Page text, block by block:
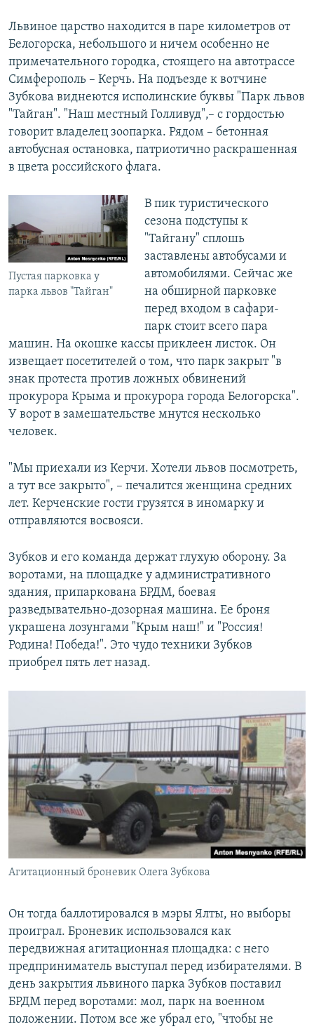
Львиное царство находится в паре километров от
Белогорска, небольшого и ничем особенно не
примечательного городка, стоящего на автотрассе
Симферополь – Керчь. На подъезде к вотчине
Зубкова виднеются исполинские буквы "Парк львов
"Тайган". "Наш местный Голливуд",– с гордостью
говорит владелец зоопарка. Рядом – бетонная
автобусная остановка, патриотично раскрашенная
в цвета российского флага.
Пустая парковка у
парка львов "Тайган"
В пик туристического
сезона подступы к
"Тайгану" сплошь
заставлены автобусами и
автомобилями. Сейчас же
на обширной парковке
перед входом в сафари-
парк стоит всего пара
машин. На окошке кассы приклеен листок. Он
извещает посетителей о том, что парк закрыт "в
знак протеста против ложных обвинений
прокурора Крыма и прокурора города Белогорска".
У ворот в замешательстве мнутся несколько
человек.
"Мы приехали из Керчи. Хотели львов посмотреть,
а тут все закрыто", – печалится женщина средних
лет. Керченские гости грузятся в иномарку и
отправляются восвояси.
Зубков и его команда держат глухую оборону. За
воротами, на площадке у административного
здания, припаркована БРДМ, боевая
разведывательно-дозорная машина. Ее броня
украшена лозунгами "Крым наш!" и "Россия!
Родина! Победа!". Это чудо техники Зубков
приобрел пять лет назад.
Агитационный броневик Олега Зубкова
Он тогда баллотировался в мэры Ялты, но выборы
проиграл. Броневик использовался как
передвижная агитационная площадка: с него
предприниматель выступал перед избирателями. В
день закрытия львиного парка Зубков поставил
БРДМ перед воротами: мол, парк на военном
положении. Потом все же убрал его, "чтобы не